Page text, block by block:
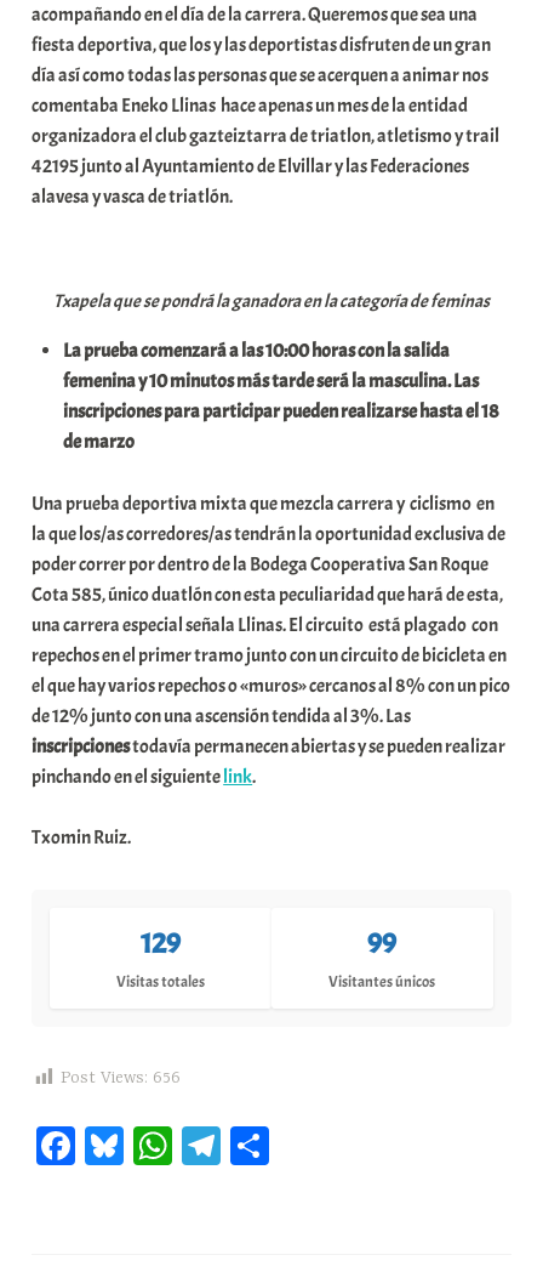
acompañando en el día de la carrera. Queremos que sea una
fiesta deportiva, que los y las deportistas disfruten de un gran
día así como todas las personas que se acerquen a animar nos
comentaba Eneko Llinas hace apenas un mes de la entidad
organizadora el club gazteiztarra de triatlon, atletismo y trail
42195 junto al Ayuntamiento de Elvillar y las Federaciones
alavesa y vasca de triatlón.
Txapela que se pondrá la ganadora en la categoría de feminas
La prueba comenzará a las 10:00 horas con la salida
femenina y 10 minutos más tarde será la masculina. Las
inscripciones para participar pueden realizarse hasta el 18
de marzo
Una prueba deportiva mixta que mezcla carrera y ciclismo en
la que los/as corredores/as tendrán la oportunidad exclusiva de
poder correr por dentro de la Bodega Cooperativa San Roque
Cota 585, único duatlón con esta peculiaridad que hará de esta,
una carrera especial señala Llinas. El circuito está plagado con
repechos en el primer tramo junto con un circuito de bicicleta en
el que hay varios repechos o «muros» cercanos al 8% con un pico
de 12% junto con una ascensión tendida al 3%. Las
inscripcionestodavía permanecen abiertas y se pueden realizar
pinchando en el siguientelink.
Txomin Ruiz.
129
Visitas totales
99
Visitantes únicos
Post Views: 656
Fa Bl W Te